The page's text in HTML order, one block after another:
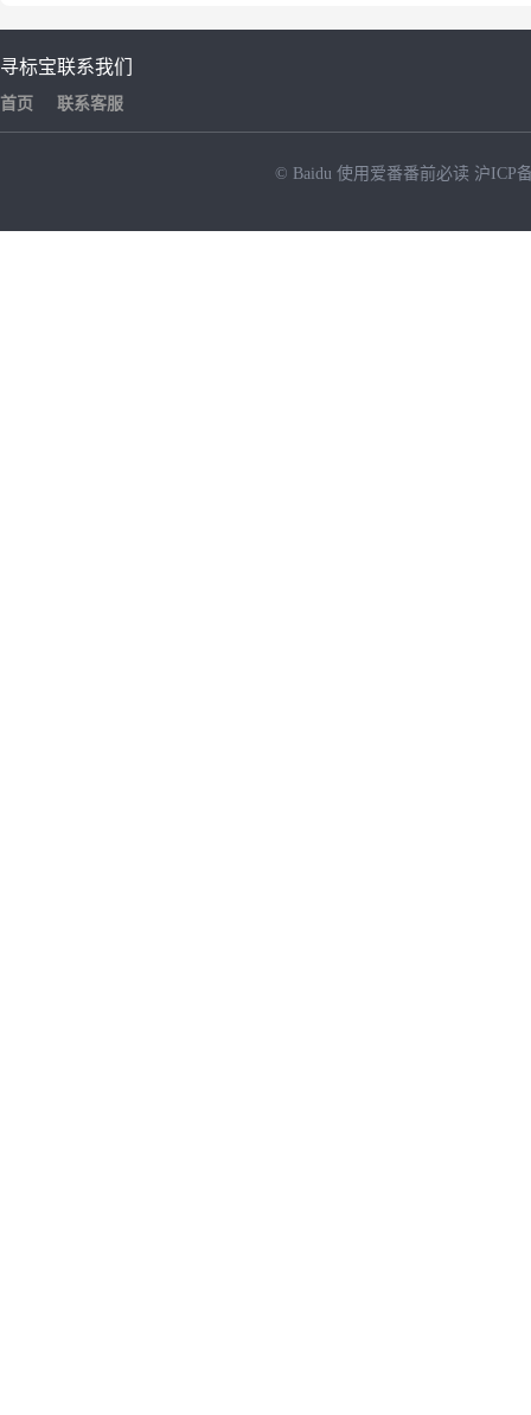
寻标宝
首页
联系我们
联系客服
© Baidu 使用爱番番前必读 沪ICP